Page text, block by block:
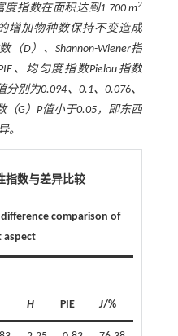
度指数在面积达到1 700 m2
增加物种数保持不变造成
（D）、Shannon-Wiener指
、均匀度指数Pielou指数
分别为0.094、0.1、0.076、
（G）P值小于0.05，即东西
。
指数与差异比较
comparison of
aspect
H PIE J/%